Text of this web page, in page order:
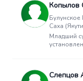
Копылов
Саха
Младший
Слепцов